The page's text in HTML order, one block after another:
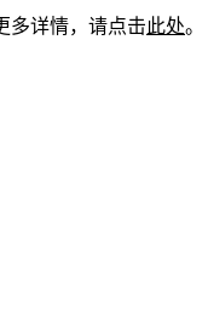
多详情，请点击此处。